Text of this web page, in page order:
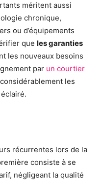
méritent aussi
chronique,
ou d’équipements
que les garanties
les nouveaux besoins
par un courtier
les
récurrentes lors de la
consiste à se
négligeant la qualité